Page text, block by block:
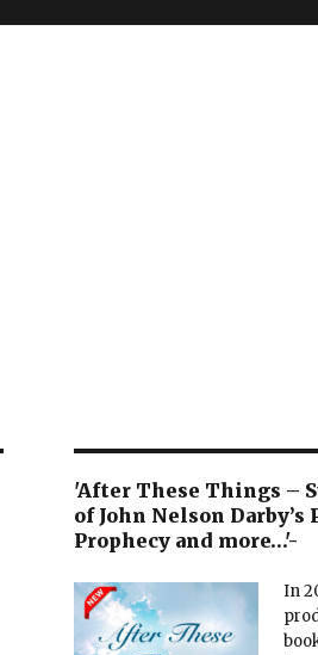
'After These Things –
of John Nelson Darby’s
Prophecy and more…'-
In